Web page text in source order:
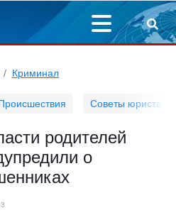
Криминал
Советы юриста
родителей
о